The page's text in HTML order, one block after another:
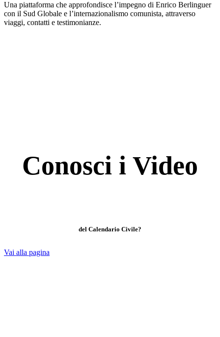
Una piattaforma che approfondisce l’impegno di Enrico Berlinguer
con il Sud Globale e l’internazionalismo comunista, attraverso
viaggi, contatti e testimonianze.
Conosci i Video
del Calendario Civile?
Vai alla pagina